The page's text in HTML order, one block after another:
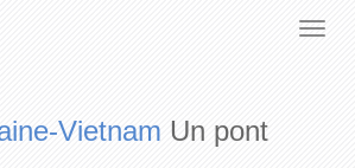
Vietnam Un pont